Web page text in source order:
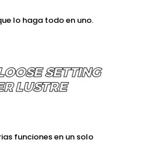
lo haga todo en uno.
SETTING
LUSTRE
funciones en un solo